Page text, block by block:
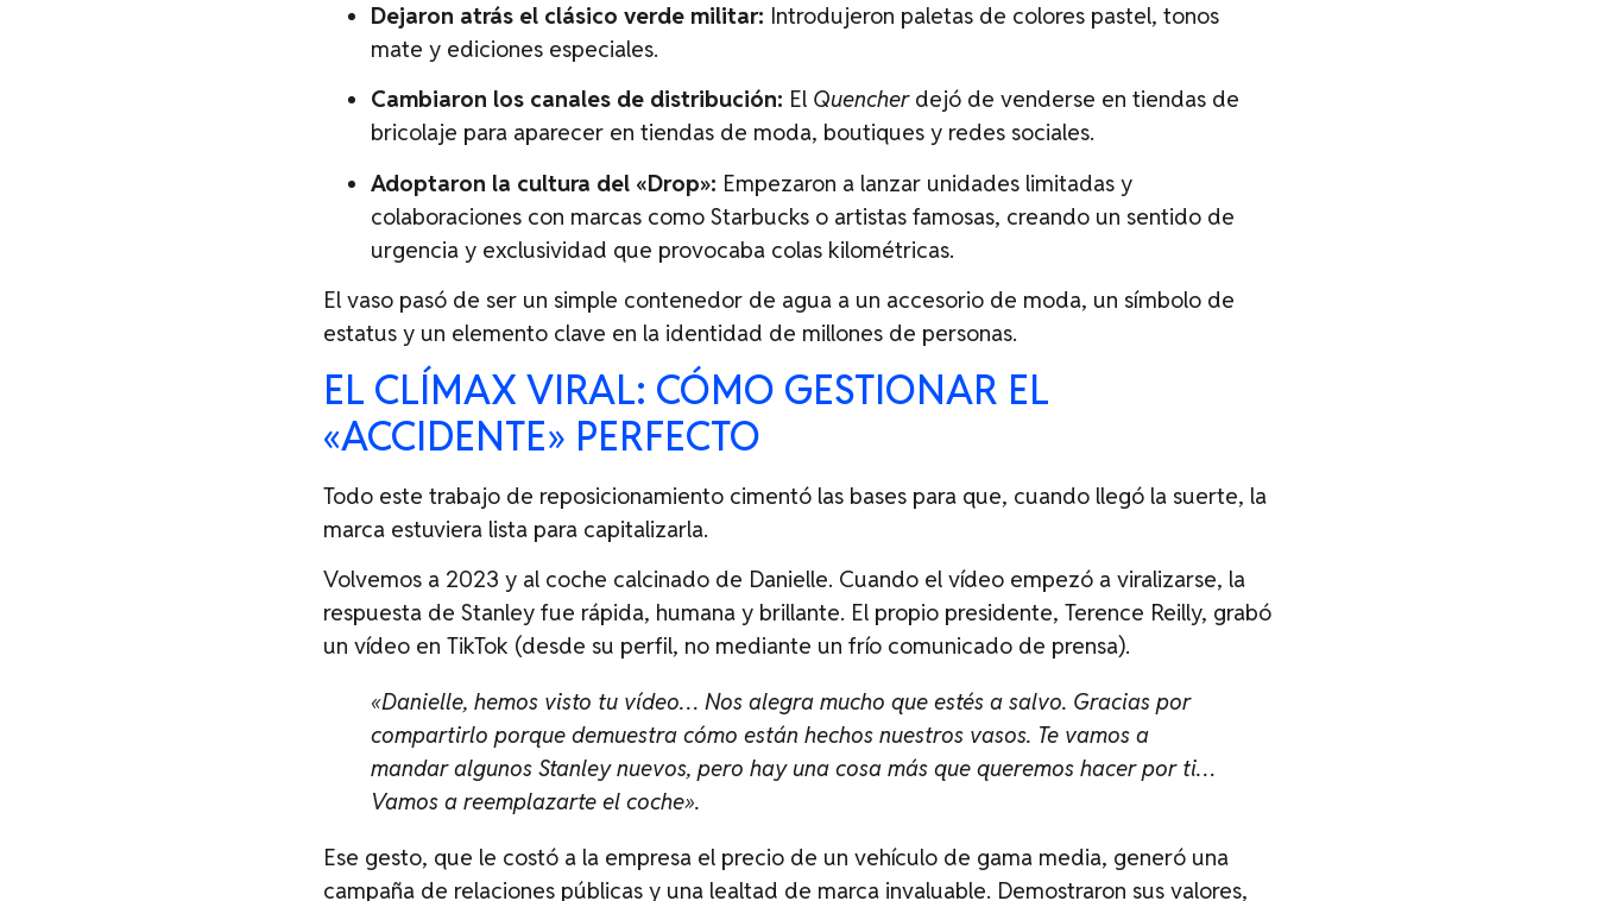
Dejaron atrás el clásico verde militar: Introdujeron paletas de colores pastel, tonos
mate y ediciones especiales.
Cambiaron los canales de distribución: El Quencherdejó de venderse en tiendas de
bricolaje para aparecer en tiendas de moda, boutiques y redes sociales.
Adoptaron la cultura del «Drop»: Empezaron a lanzar unidades limitadas y
colaboraciones con marcas como Starbucks o artistas famosas, creando un sentido de
urgencia y exclusividad que provocaba colas kilométricas.
El vaso pasó de ser un simple contenedor de agua a un accesorio de moda, un símbolo de
estatus y un elemento clave en la identidad de millones de personas.
EL CLÍMAX VIRAL: CÓMO GESTIONAR EL
«ACCIDENTE» PERFECTO
Todo este trabajo de reposicionamiento cimentó las bases para que, cuando llegó la suerte, la
marca estuviera lista para capitalizarla.
Volvemos a 2023 y al coche calcinado de Danielle. Cuando el vídeo empezó a viralizarse, la
respuesta de Stanley fue rápida, humana y brillante. El propio presidente, Terence Reilly, grabó
un vídeo en TikTok (desde su perfil, no mediante un frío comunicado de prensa).
«Danielle, hemos visto tu vídeo… Nos alegra mucho que estés a salvo. Gracias por
compartirlo porque demuestra cómo están hechos nuestros vasos. Te vamos a
mandar algunos Stanley nuevos, pero hay una cosa más que queremos hacer por ti…
Vamos a reemplazarte el coche».
Ese gesto, que le costó a la empresa el precio de un vehículo de gama media, generó una
campaña de relaciones públicas y una lealtad de marca invaluable. Demostraron sus valores,